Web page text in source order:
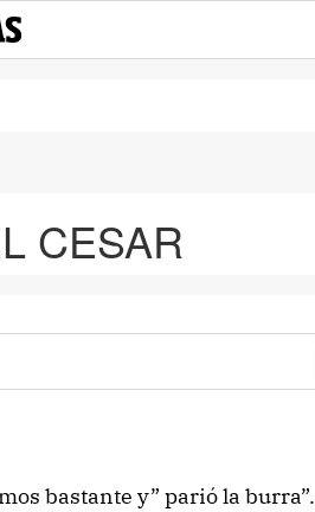
CESAR
bastante y” parió la burra”.